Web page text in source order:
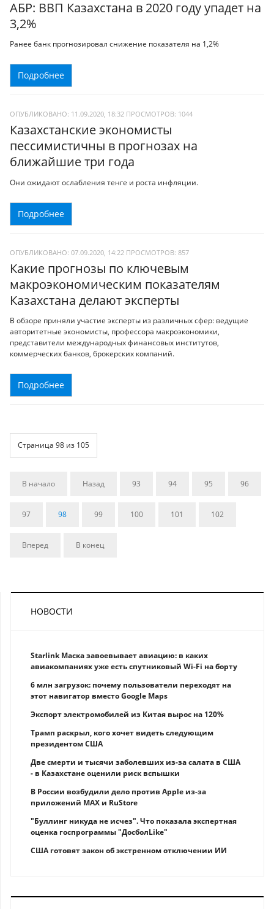
АБР: ВВП Казахстана в 2020 году упадет на
3,2%
Ранее банк прогнозировал снижение показателя на 1,2%
Подробнее
ОПУБЛИКОВАНО: 11.09.2020, 18:32 ПРОСМОТРОВ: 1044
Казахстанские экономисты
пессимистичны в прогнозах на
ближайшие три года
Они ожидают ослабления тенге и роста инфляции.
Подробнее
ОПУБЛИКОВАНО: 07.09.2020, 14:22 ПРОСМОТРОВ: 857
Какие прогнозы по ключевым
макроэкономическим показателям
Казахстана делают эксперты
В обзоре приняли участие эксперты из различных сфер: ведущие
авторитетные экономисты, профессора макроэкономики,
представители международных финансовых институтов,
коммерческих банков, брокерских компаний.
Подробнее
Страница 98 из 105
В начало Назад 93 94 95 96
97 98 99 100 101 102
Вперед В конец
НОВОСТИ
Starlink Маска завоевывает авиацию: в каких
авиакомпаниях уже есть спутниковый Wi-Fi на борту
6 млн загрузок: почему пользователи переходят на
этот навигатор вместо Google Maps
Экспорт электромобилей из Китая вырос на 120%
Трамп раскрыл, кого хочет видеть следующим
президентом США
Две смерти и тысячи заболевших из-за салата в США
- в Казахстане оценили риск вспышки
В России возбудили дело против Apple из-за
приложений MAX и RuStore
"Буллинг никуда не исчез". Что показала экспертная
оценка госпрограммы "ДосболLike"
США готовят закон об экстренном отключении ИИ